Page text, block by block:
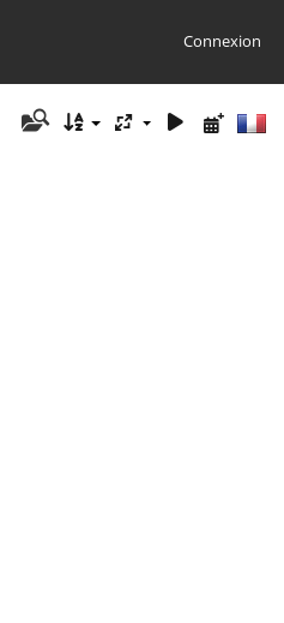
Connexion